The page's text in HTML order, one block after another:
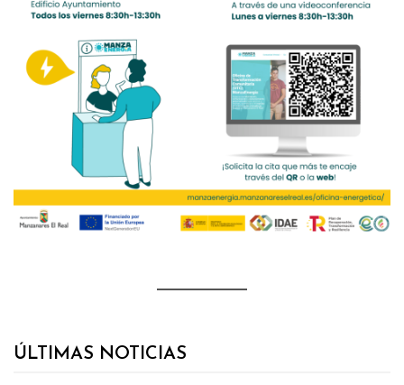
ÚLTIMAS NOTICIAS